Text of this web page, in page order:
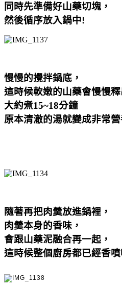
同時先準備好山藥切塊，
然後循序放入鍋中!
慢慢的攪拌鍋底，
這時候軟嫩的山藥會慢慢釋
大約煮15~18分鐘
原本清澈的湯就變成非常
隨著再把肉羹放進鍋裡，
肉羹本身的香味，
會跟山藥泥融合再一起，
這時候整個廚房都已經香